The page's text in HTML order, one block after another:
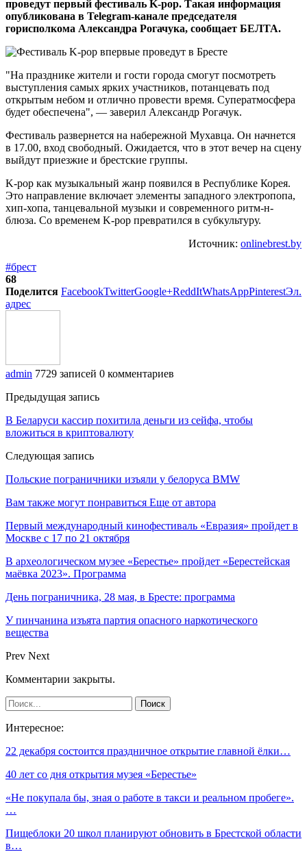
проведут первый фестиваль K-pop. Такая информация
опубликована в Telegram-канале председателя
горисполкома Александра Рогачука, сообщает БЕЛТА.
"На празднике жители и гости города смогут посмотреть
выступления самых ярких участников, потанцевать под
открытым небом и отлично провести время. Суператмосфера
будет обеспечена", — заверил Александр Рогачук.
Фестиваль развернется на набережной Мухавца. Он начнется
в 17.00, вход свободный. Ожидается, что в этот вечер на сцену
выйдут приезжие и брестские группы.
K-pop как музыкальный жанр появился в Республике Корея.
Это направление включает элементы западного электропопа,
хип-хопа, танцевальной музыки и современного ритм-н-
блюза. Со временем K-pop превратился в субкультуру.
Источник: onlinebrest.by
#брест
68
Поделится FacebookTwitterGoogle+ReddItWhatsAppPinterestЭл.
адрес
admin 7729 записей 0 комментариев
Предыдущая запись
В Беларуси кассир похитила деньги из сейфа, чтобы
вложиться в криптовалюту
Следующая запись
Польские пограничники изъяли у белоруса BMW
Вам также могут понравиться Еще от автора
Первый международный кинофестиваль «Евразия» пройдет в
Москве с 17 по 21 октября
В археологическом музее «Берестье» пройдет «Берестейская
маёвка 2023». Программа
День пограничника, 28 мая, в Бресте: программа
У пинчанина изъята партия опасного наркотического
вещества
Prev Next
Комментарии закрыты.
Интересное:
22 декабря состоится праздничное открытие главной ёлки…
40 лет со дня открытия музея «Берестье»
«Не покупала бы, зная о работе в такси и реальном пробеге».
…
Пищеблоки 20 школ планируют обновить в Брестской области
в…